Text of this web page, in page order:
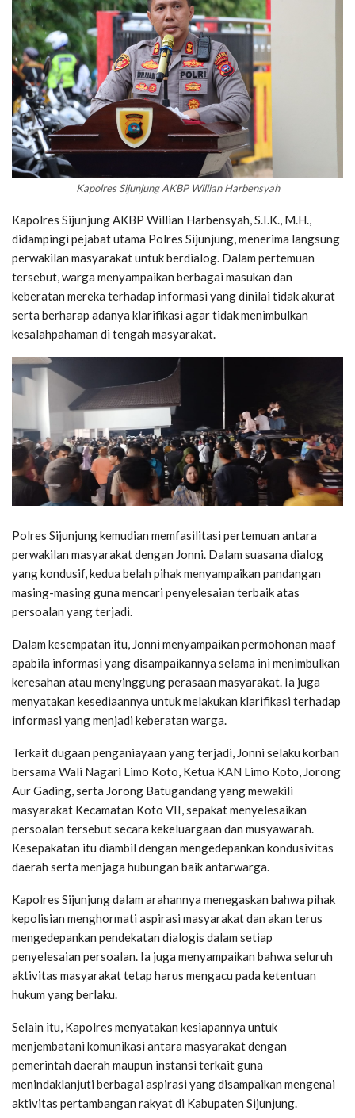
Kapolres Sijunjung AKBP Willian Harbensyah
Kapolres Sijunjung AKBP Willian Harbensyah, S.I.K., M.H.,
didampingi pejabat utama Polres Sijunjung, menerima langsung
perwakilan masyarakat untuk berdialog. Dalam pertemuan
tersebut, warga menyampaikan berbagai masukan dan
keberatan mereka terhadap informasi yang dinilai tidak akurat
serta berharap adanya klarifikasi agar tidak menimbulkan
kesalahpahaman di tengah masyarakat.
Polres Sijunjung kemudian memfasilitasi pertemuan antara
perwakilan masyarakat dengan Jonni. Dalam suasana dialog
yang kondusif, kedua belah pihak menyampaikan pandangan
masing-masing guna mencari penyelesaian terbaik atas
persoalan yang terjadi.
Dalam kesempatan itu, Jonni menyampaikan permohonan maaf
apabila informasi yang disampaikannya selama ini menimbulkan
keresahan atau menyinggung perasaan masyarakat. Ia juga
menyatakan kesediaannya untuk melakukan klarifikasi terhadap
informasi yang menjadi keberatan warga.
Terkait dugaan penganiayaan yang terjadi, Jonni selaku korban
bersama Wali Nagari Limo Koto, Ketua KAN Limo Koto, Jorong
Aur Gading, serta Jorong Batugandang yang mewakili
masyarakat Kecamatan Koto VII, sepakat menyelesaikan
persoalan tersebut secara kekeluargaan dan musyawarah.
Kesepakatan itu diambil dengan mengedepankan kondusivitas
daerah serta menjaga hubungan baik antarwarga.
Kapolres Sijunjung dalam arahannya menegaskan bahwa pihak
kepolisian menghormati aspirasi masyarakat dan akan terus
mengedepankan pendekatan dialogis dalam setiap
penyelesaian persoalan. Ia juga menyampaikan bahwa seluruh
aktivitas masyarakat tetap harus mengacu pada ketentuan
hukum yang berlaku.
Selain itu, Kapolres menyatakan kesiapannya untuk
menjembatani komunikasi antara masyarakat dengan
pemerintah daerah maupun instansi terkait guna
menindaklanjuti berbagai aspirasi yang disampaikan mengenai
aktivitas pertambangan rakyat di Kabupaten Sijunjung.